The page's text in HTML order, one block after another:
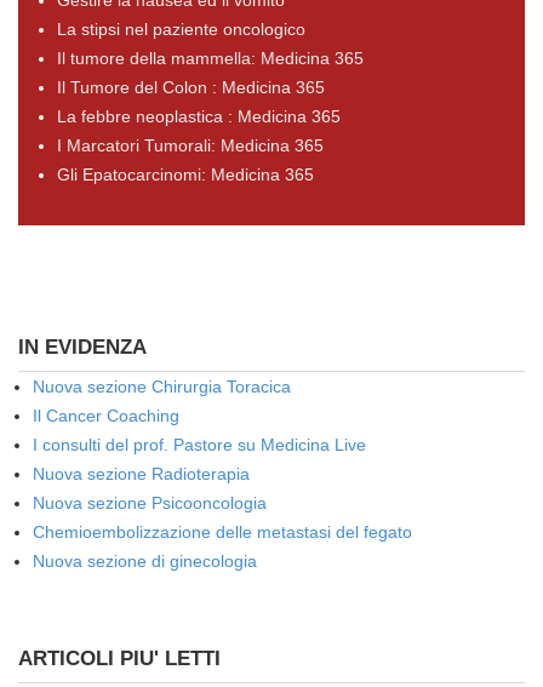
La stipsi nel paziente oncologico
Il tumore della mammella: Medicina 365
Il Tumore del Colon : Medicina 365
La febbre neoplastica : Medicina 365
I Marcatori Tumorali: Medicina 365
Gli Epatocarcinomi: Medicina 365
IN EVIDENZA
Nuova sezione Chirurgia Toracica
Il Cancer Coaching
I consulti del prof. Pastore su Medicina Live
Nuova sezione Radioterapia
Nuova sezione Psicooncologia
Chemioembolizzazione delle metastasi del fegato
Nuova sezione di ginecologia
ARTICOLI PIU' LETTI